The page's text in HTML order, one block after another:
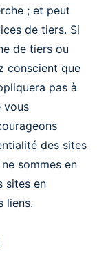
; et peut
de tiers. Si
de tiers ou
conscient que
pas à
vous
des sites
sommes en
sites en
liens.